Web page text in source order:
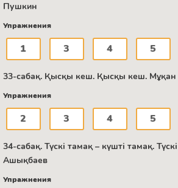
Пушкин
Упражнения
1 3 4 5
33-сабақ. Қысқы кеш. Қысқы кеш.
Упражнения
2 3 4 5
34-сабақ. Түскі тамақ – күшті тамақ.
Ашықбаев
Упражнения